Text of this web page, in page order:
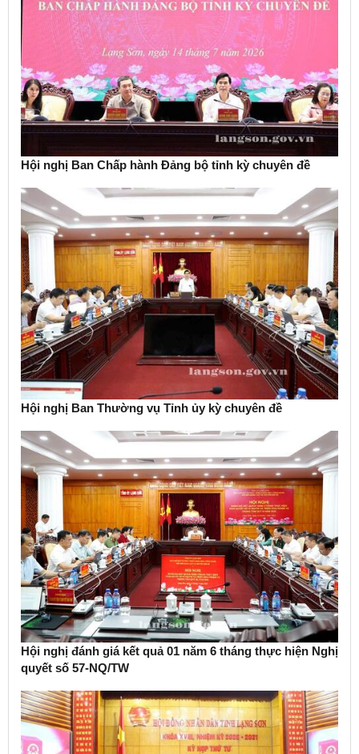
Hội nghị Ban Chấp hành Đảng bộ tỉnh kỳ chuyên đề
Hội nghị Ban Thường vụ Tỉnh ủy kỳ chuyên đề
Hội nghị đánh giá kết quả 01 năm 6 tháng thực hiện Nghị
quyết số 57-NQ/TW